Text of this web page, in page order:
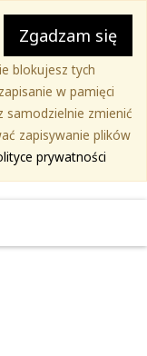
Zgadzam się
blokujesz tych
w pamięci
zmienić
zapisywanie plików
prywatności